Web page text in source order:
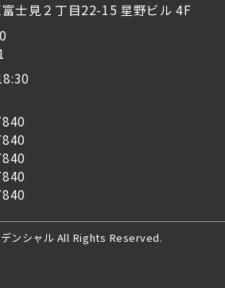
士見２丁目22-15 星野ビル 4F
ンシャル All Rights Reserved.